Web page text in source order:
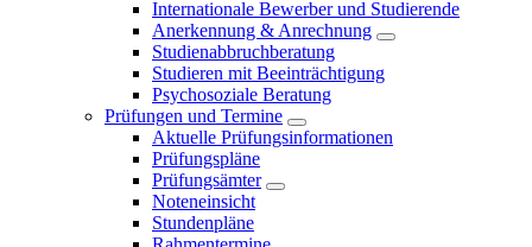
Internationale Bewerber und Studierende
Anerkennung & Anrechnung
Studienabbruchberatung
Studieren mit Beeinträchtigung
Psychosoziale Beratung
Prüfungen und Termine
Aktuelle Prüfungsinformationen
Prüfungspläne
Prüfungsämter
Noteneinsicht
Stundenpläne